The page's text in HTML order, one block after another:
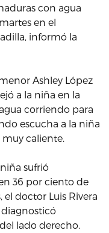
con agua
en el
informó la
Ashley López
a la niña en la
corriendo para
escucha a la niña
caliente.
sufrió
36 por ciento de
el doctor Luis Rivera
lado derecho.